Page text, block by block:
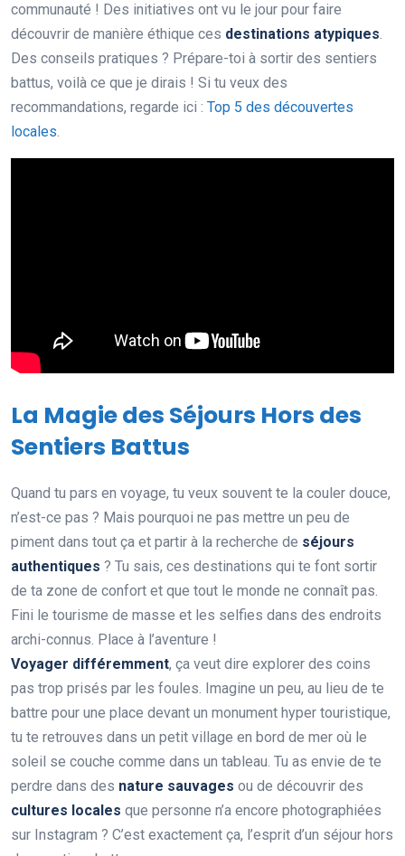
communauté ! Des initiatives ont vu le jour pour faire
découvrir de manière éthique ces destinations atypiques.
Des conseils pratiques ? Prépare-toi à sortir des sentiers
battus, voilà ce que je dirais ! Si tu veux des
recommandations, regarde ici : Top 5 des découvertes
locales.
La Magie des Séjours Hors des
Sentiers Battus
Quand tu pars en voyage, tu veux souvent te la couler douce,
n’est-ce pas ? Mais pourquoi ne pas mettre un peu de
piment dans tout ça et partir à la recherche de séjours
authentiques ? Tu sais, ces destinations qui te font sortir
de ta zone de confort et que tout le monde ne connaît pas.
Fini le tourisme de masse et les selfies dans des endroits
archi-connus. Place à l’aventure !
Voyager différemment, ça veut dire explorer des coins
pas trop prisés par les foules. Imagine un peu, au lieu de te
battre pour une place devant un monument hyper touristique,
tu te retrouves dans un petit village en bord de mer où le
soleil se couche comme dans un tableau. Tu as envie de te
perdre dans des nature sauvages ou de découvrir des
cultures locales que personne n’a encore photographiées
sur Instagram ? C’est exactement ça, l’esprit d’un séjour hors